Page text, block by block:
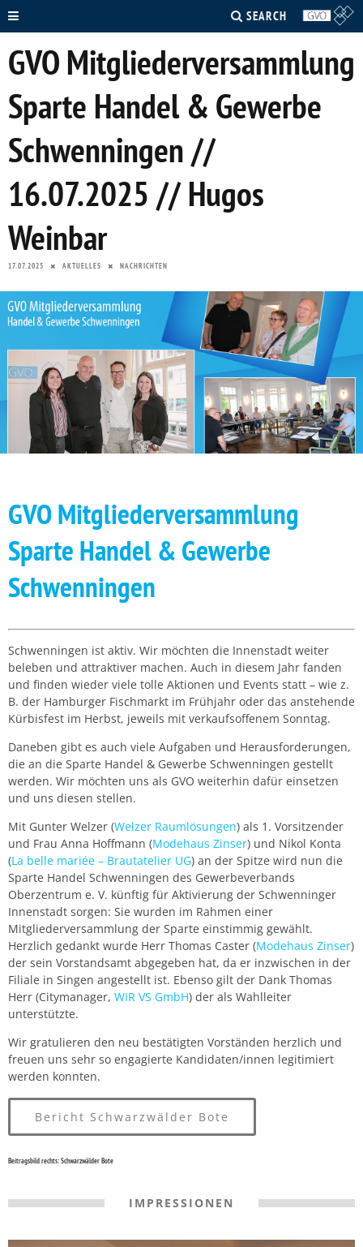
SEARCH
GVO Mitgliederversammlung
Sparte Handel & Gewerbe
Schwenningen //
16.07.2025 // Hugos
Weinbar
17.07.2025 AKTUELLES NACHRICHTEN
GVO Mitgliederversammlung
Sparte Handel & Gewerbe
Schwenningen
Schwenningen ist aktiv. Wir möchten die Innenstadt weiter
beleben und attraktiver machen. Auch in diesem Jahr fanden
und finden wieder viele tolle Aktionen und Events statt – wie z.
B. der Hamburger Fischmarkt im Frühjahr oder das anstehende
Kürbisfest im Herbst, jeweils mit verkaufsoffenem Sonntag.
Daneben gibt es auch viele Aufgaben und Herausforderungen,
die an die Sparte Handel & Gewerbe Schwenningen gestellt
werden. Wir möchten uns als GVO weiterhin dafür einsetzen
und uns diesen stellen.
Mit Gunter Welzer (Welzer Raumlösungen) als 1. Vorsitzender
und Frau Anna Hoffmann (Modehaus Zinser) und Nikol Konta
(La belle mariée – Brautatelier UG) an der Spitze wird nun die
Sparte Handel Schwenningen des Gewerbeverbands
Oberzentrum e. V. künftig für Aktivierung der Schwenninger
Innenstadt sorgen: Sie wurden im Rahmen einer
Mitgliederversammlung der Sparte einstimmig gewählt.
Herzlich gedankt wurde Herr Thomas Caster (Modehaus Zinser)
der sein Vorstandsamt abgegeben hat, da er inzwischen in der
Filiale in Singen angestellt ist. Ebenso gilt der Dank Thomas
Herr (Citymanager, WIR VS GmbH) der als Wahlleiter
unterstützte.
Wir gratulieren den neu bestätigten Vorständen herzlich und
freuen uns sehr so engagierte Kandidaten/innen legitimiert
werden konnten.
Bericht Schwarzwälder Bote
Beitragsbild rechts: Schwarzwälder Bote
IMPRESSIONEN